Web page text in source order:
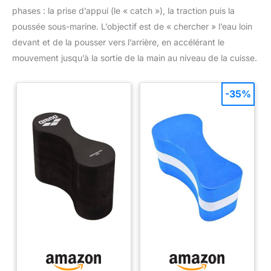
elle offre une expérience agréable aux nageurs de tous âges,
de toutes morphologies et de tous niveaux, et constitue le choix
idéal.
phases : la prise d’appui (le « catch »), la traction puis la
poussée sous-marine. L’objectif est de « chercher » l’eau loin
devant et de la pousser vers l’arrière, en accélérant le
mouvement jusqu’à la sortie de la main au niveau de la cuisse.
-35%